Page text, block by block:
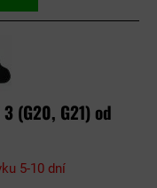
(G20, G21) od
5-10 dní